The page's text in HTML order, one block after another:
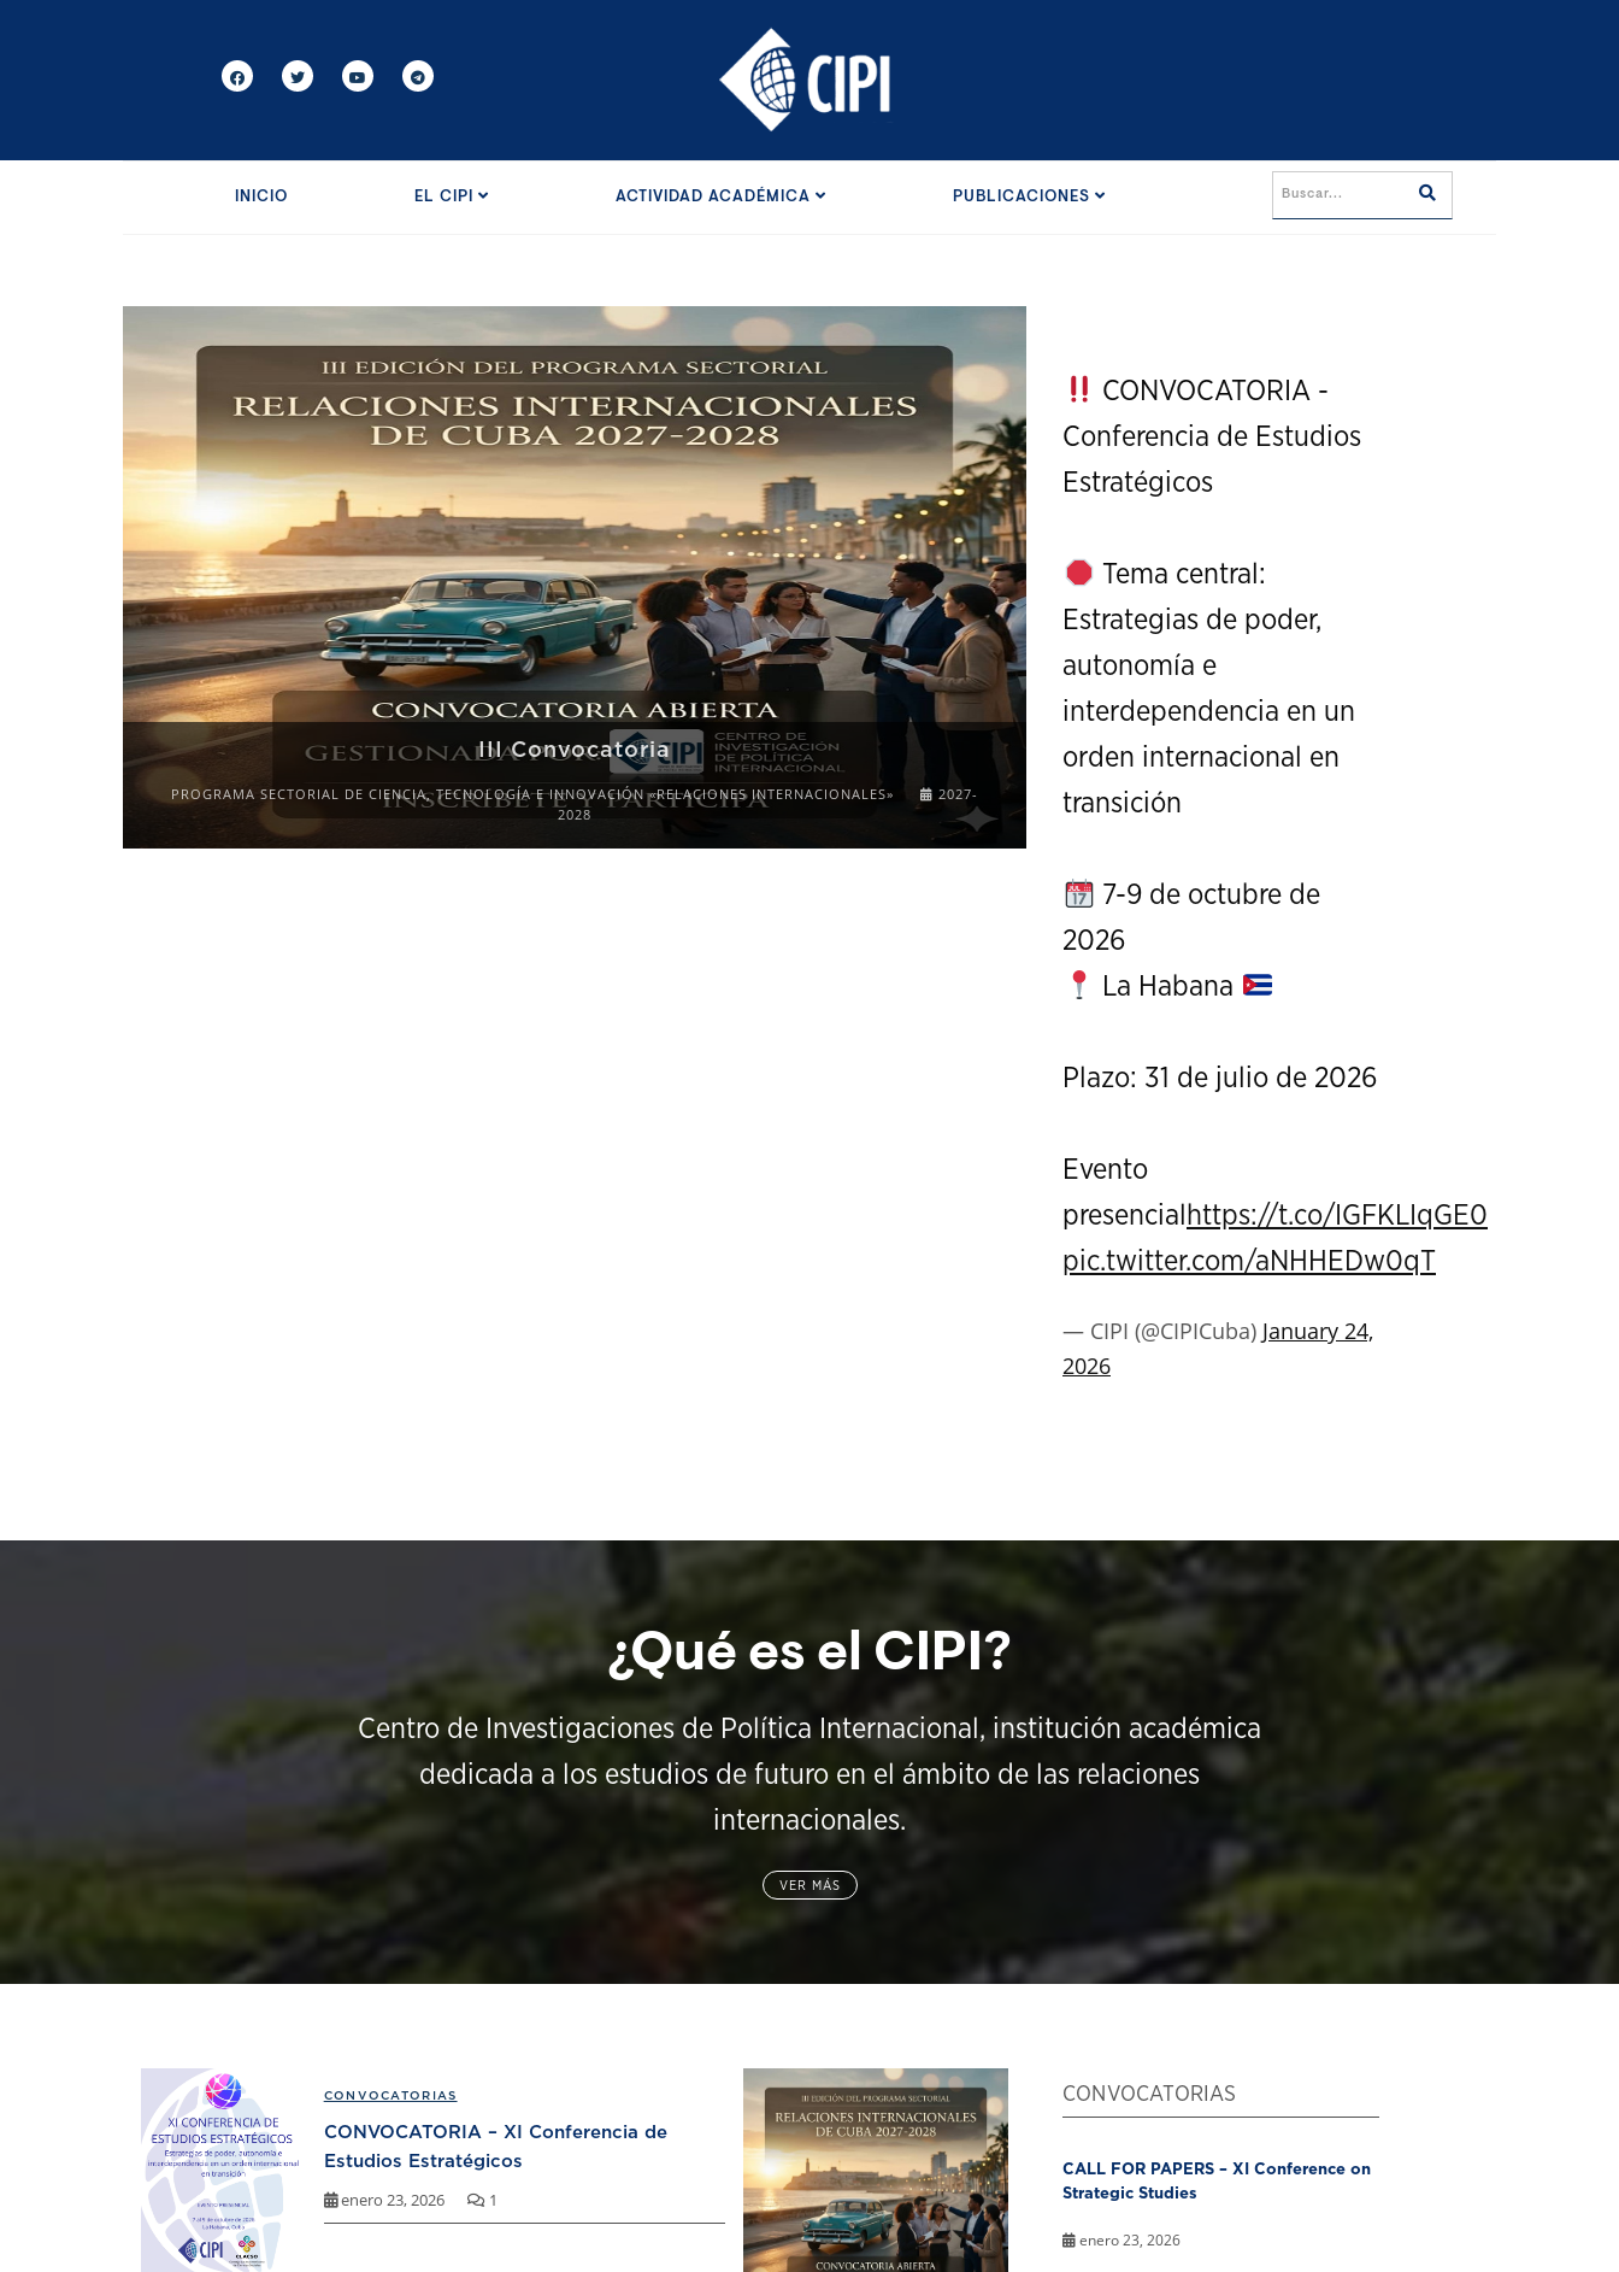
INICIO EL CIPI ACTIVIDAD ACADÉMICA PUBLICACIONES
2027-
XI Conference on Strategic Studies
CALL FOR PAPERS
CONVOCATORIA -
Conferencia de Estudios
Estratégicos
Tema central:
Estrategias de poder,
autonomía e
interdependencia en un
orden internacional en
transición
7-9 de octubre de
2026
La Habana
Plazo: 31 de julio de 2026
Evento
presencial https://t.co/IGFKLIqGE0
pic.twitter.com/aNHHEDw0qT
— CIPI (@CIPICuba) January 24,
2026
¿Qué es el CIPI?
Centro de Investigaciones de Política Internacional, institución académica
dedicada a los estudios de futuro en el ámbito de las relaciones
internacionales.
VER MÁS
CONVOCATORIAS
CONVOCATORIA – XI Conferencia de
Estudios Estratégicos
enero 23, 2026 1
CONVOCATORIAS
CALL FOR PAPERS – XI Conference on
Strategic Studies
enero 23, 2026